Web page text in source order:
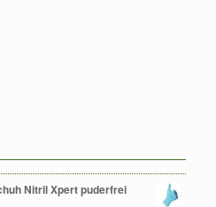
Nitril Xpert puderfrei